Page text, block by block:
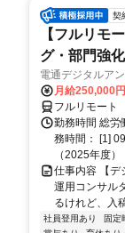
契
【フルリモ
グ・部門強化
電通デジタルア
月給250,000
フルリモート
勤務時間 総労
務時間： [1]
（2025年度）
仕事内容 【デ
運用コンサル
るけれど、入
社員登用あり 固定